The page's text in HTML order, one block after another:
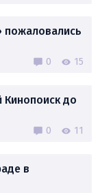
пожаловались
0 15
Кинопоиск до
0 11
в